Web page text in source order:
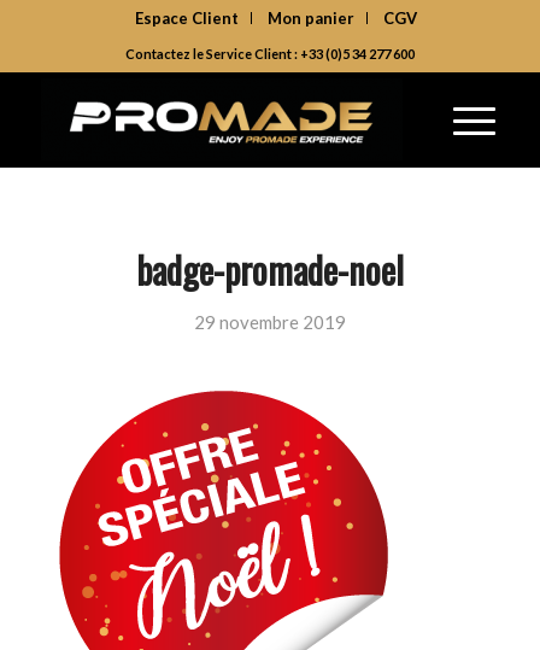
Espace Client Mon panier CGV
Contactez le Service Client : +33 (0)5 34 277 600
badge-promade-noel
29 novembre 2019